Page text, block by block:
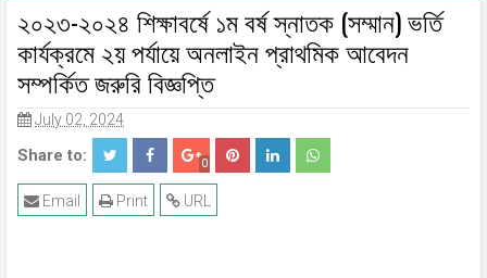
২০২৩-২০২৪ শিক্ষাবর্ষে ১ম বর্ষ স্নাতক (সম্মান) ভর্তি
কার্যক্রমে ২য় পর্যায়ে অনলাইন প্রাথমিক আবেদন
সম্পর্কিত জরুরি বিজ্ঞপ্তি
July 02, 2024
Share to: 0
URL
Print
Email